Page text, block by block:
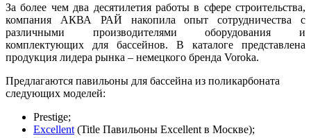
За более чем два десятилетия работы в сфере строительства,
компания АКВА РАЙ накопила опыт сотрудничества с
различными производителями оборудования и
комплектующих для бассейнов. В каталоге представлена
продукция лидера рынка – немецкого бренда Voroka.
Предлагаются павильоны для бассейна из поликарбоната
следующих моделей:
Prestige;
Excellent (Title Павильоны Excellent в Москве);